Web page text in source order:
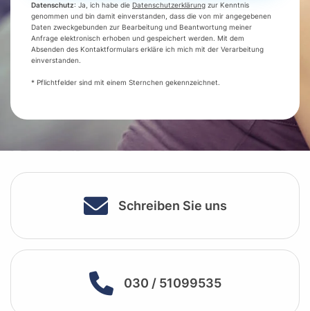
Datenschutz: Ja, ich habe die Datenschutzerklärung zur Kenntnis
genommen und bin damit einverstanden, dass die von mir angegebenen
Daten zweckgebunden zur Bearbeitung und Beantwortung meiner
Anfrage elektronisch erhoben und gespeichert werden. Mit dem
Absenden des Kontaktformulars erkläre ich mich mit der Verarbeitung
einverstanden.
* Pflichtfelder sind mit einem Sternchen gekennzeichnet.
Schreiben Sie uns
030 / 51099535